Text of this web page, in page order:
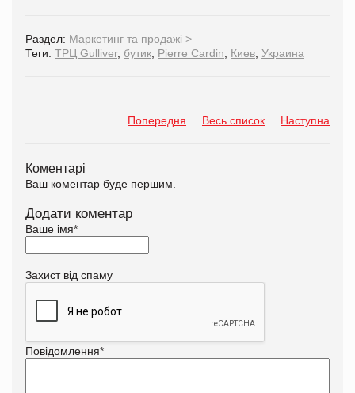
Раздел: Маркетинг та продажі >
Теги: ТРЦ Gulliver, бутик Pierre Cardin Киев Украина
Попередня Весь список Наступна
Коментарі
Ваш коментар буде першим.
Додати коментар
Ваше імя*
Захист від спаму
Повідомлення*